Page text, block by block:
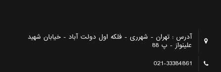
آدرس : تهران - شهرری - فلکه اول دولت آباد - خیابان شهید
علینواز - پ 88
021-33384861